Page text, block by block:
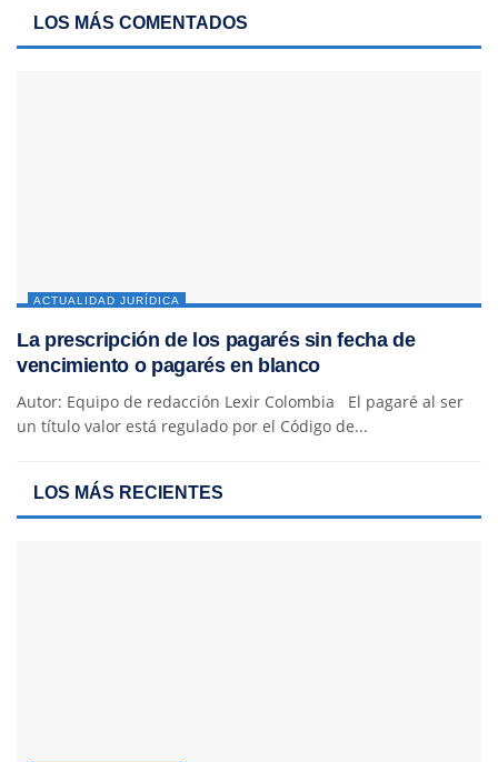
LOS MÁS COMENTADOS
ACTUALIDAD JURÍDICA
La prescripción de los pagarés sin fecha de
vencimiento o pagarés en blanco
Autor: Equipo de redacción Lexir Colombia El pagaré al ser
un título valor está regulado por el Código de...
LOS MÁS RECIENTES